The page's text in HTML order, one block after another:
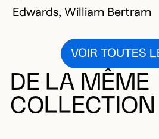
Edwards, William Bertram
VOIR TOUTES
DE LA MÊME
COLLECTION